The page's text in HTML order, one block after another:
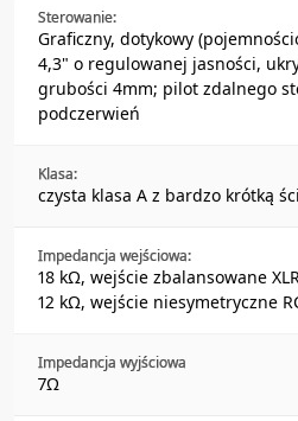
Sterowanie:
Graficzny, dotykowy
4,3" o regulowanej jasności,
grubości 4mm; pilot zdalnego
podczerwień
Klasa:
czysta klasa A z bardzo krótką
Impedancja wejściowa:
18 kΩ, wejście zbalansowane
12 kΩ, wejście niesymetryczne
Impedancja wyjściowa
7Ω